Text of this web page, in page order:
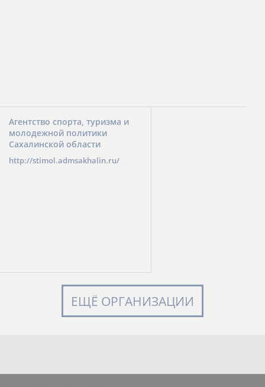
Агентство спорта, туризма и
молодежной политики
Сахалинской области
http://stimol.admsakhalin.ru/
ЕЩЁ ОРГАНИЗАЦИИ